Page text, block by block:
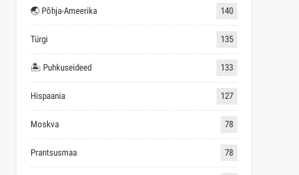
🌏 Põhja-Ameerika 140
Türgi 135
🏝 Puhkuseideed 133
Hispaania 127
Moskva 78
Prantsusmaa 78